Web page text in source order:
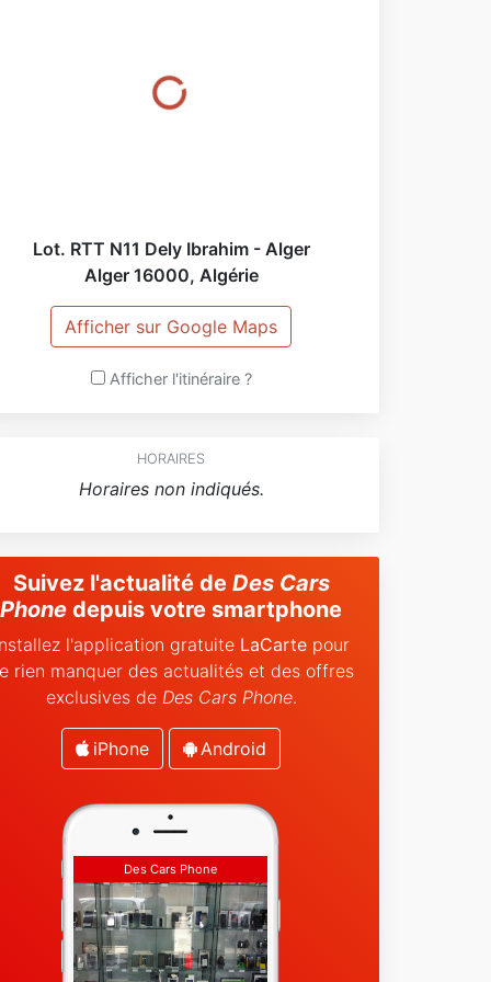
Lot. RTT N11 Dely Ibrahim - Alger
Alger 16000, Algérie
Afficher sur Google Maps
Afficher l'itinéraire ?
HORAIRES
Horaires non indiqués.
Suivez l'actualité de Des Cars
Phone depuis votre smartphone
l'application gratuite LaCartepour
rien manquer des actualités et des offres
exclusives de Des Cars Phone.
iPhone Android
Des Cars Phone